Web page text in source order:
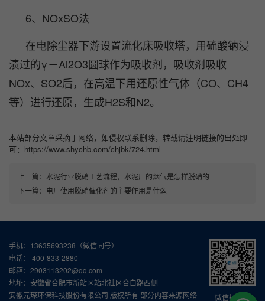
6、NOxSO法
在电除尘器下游设置流化床吸收塔，用硫酸钠浸
渍过的γ－Al2O3圆球作为吸收剂，吸收剂吸收
NOx、SO2后，在高温下用还原性气体（CO、CH4
等）进行还原，生成H2S和N2。
本站部分文章采摘于网络，如侵权联系删除，转载请注明链接的出处即
可：https://www.shychb.com/chjbk/724.html
上一篇： 水泥行业脱硝工艺流程，水泥厂的烟气是怎样脱硝的
下一篇： 电厂使用脱硝催化剂的主要作用是什么
微信扫一扫
手机：13635693238（微信同号）
电话： 400-833-2880
邮箱：2903113202@qq.com
地址：安徽省合肥市新站区站北社区合白路西侧
安徽元琛环保科技股份有限公司 版权所有 部分内容来源网络